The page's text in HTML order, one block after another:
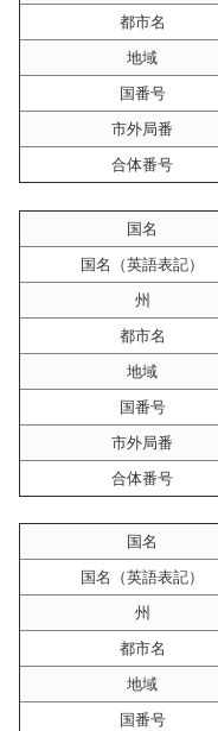
都市名
地域
国番号
市外局番
合体番号
国名
国名（英語表記）
州
都市名
地域
国番号
市外局番
合体番号
国名
国名（英語表記）
州
都市名
地域
国番号